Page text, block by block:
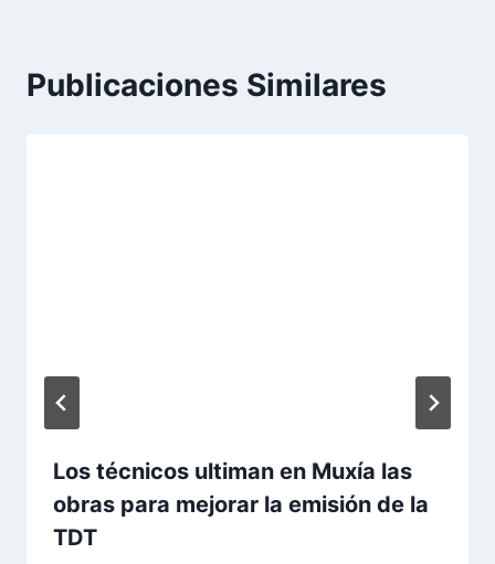
e
Publicaciones Similares
Los técnicos ultiman en Muxía las
obras para mejorar la emisión de la
TDT